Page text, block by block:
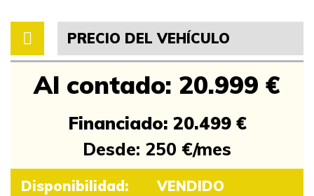
PRECIO DEL VEHÍCULO
Al contado: 20.999 €
Financiado: 20.499 €
Desde: 250 €/mes
Disponibilidad: VENDIDO